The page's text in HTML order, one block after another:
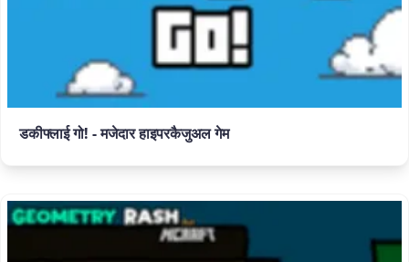
डकीफ्लाई गो! - मजेदार हाइपरकैजुअल गेम